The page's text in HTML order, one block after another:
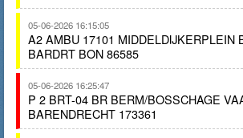
05-06-2026 16:15:05
A2 AMBU 17101 MIDDELDIJKERPLEIN
BARDRT BON 86585
05-06-2026 16:25:47
P 2 BRT-04 BR BERM/BOSSCHAGE
BARENDRECHT 173361